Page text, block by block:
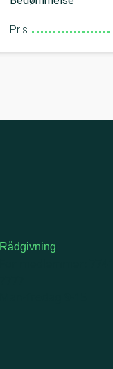
Pris
Rådgivning